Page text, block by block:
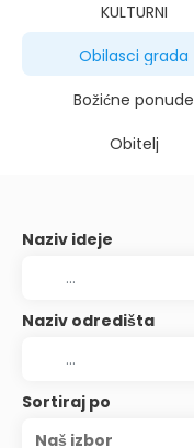
KULTURNI
Obilasci grada
Božićne ponude
Obitelj
Naziv ideje
Naziv odredišta
Sortiraj po
Naš izbor